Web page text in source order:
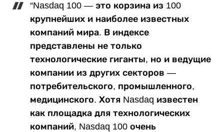
“Nasdaq 100 — это корзина из 100
крупнейших и наиболее известных
компаний мира. В индексе
представлены не только
технологические гиганты, но и ведущие
компании из других секторов —
потребительского, промышленного,
медицинского. Хотя Nasdaq известен
как площадка для технологических
компаний, Nasdaq 100 очень